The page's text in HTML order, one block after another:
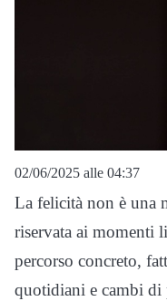
02/06/2025 alle 04:37
La felicità non è una
riservata ai momenti
percorso concreto,
quotidiani e cambi di